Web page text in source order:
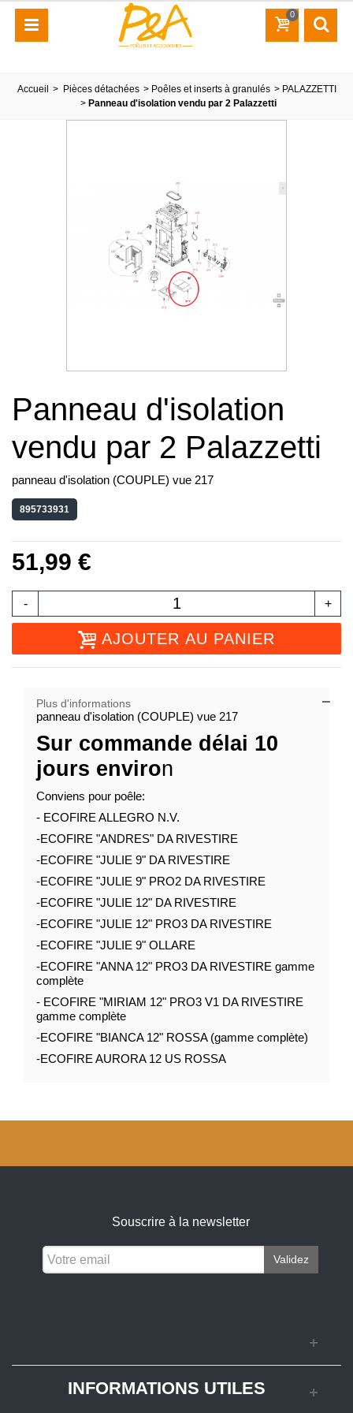
0
Accueil > Pièces détachées > Poêles et inserts à granulés > PALAZZETTI
> Panneau d'isolation vendu par 2 Palazzetti
Panneau d'isolation
vendu par 2 Palazzetti
panneau d'isolation (COUPLE) vue 217
895733931
51,99 €
- +
AJOUTER AU PANIER
Plus d'informations
panneau d'isolation (COUPLE) vue 217
Sur commande délai 10
jours environ
Conviens pour poêle:
- ECOFIRE ALLEGRO N.V.
-ECOFIRE "ANDRES" DA RIVESTIRE
-ECOFIRE "JULIE 9" DA RIVESTIRE
-ECOFIRE "JULIE 9" PRO2 DA RIVESTIRE
-ECOFIRE "JULIE 12" DA RIVESTIRE
-ECOFIRE "JULIE 12" PRO3 DA RIVESTIRE
-ECOFIRE "JULIE 9" OLLARE
-ECOFIRE "ANNA 12" PRO3 DA RIVESTIRE gamme
complète
- ECOFIRE "MIRIAM 12" PRO3 V1 DA RIVESTIRE
gamme complète
-ECOFIRE "BIANCA 12" ROSSA (gamme complète)
-ECOFIRE AURORA 12 US ROSSA
Souscrire à la newsletter
Validez
INFORMATIONS UTILES